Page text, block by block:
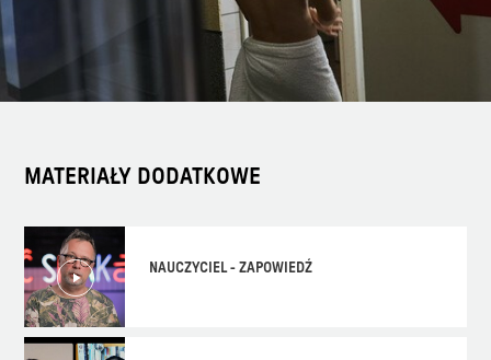
MATERIAŁY DODATKOWE
NAUCZYCIEL - ZAPOWIEDŹ